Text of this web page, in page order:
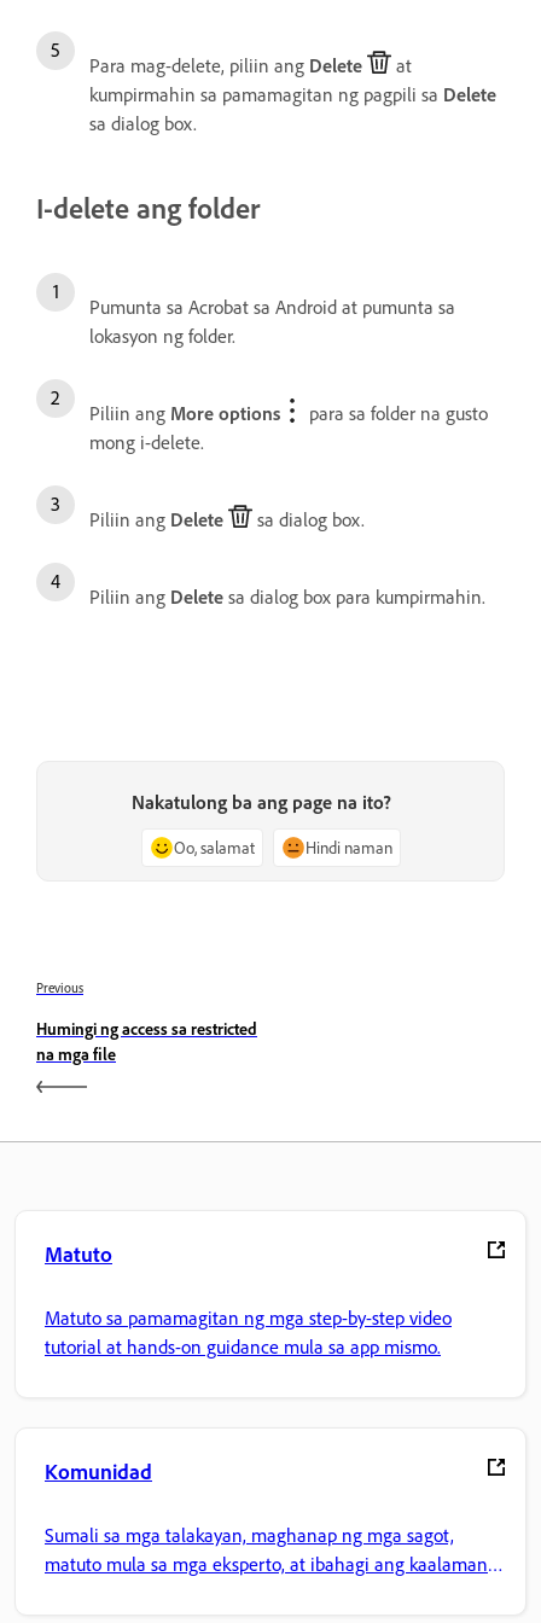
Para mag-delete, piliin ang Delete
at
kumpirmahin sa pamamagitan ng pagpili sa Delete
sa dialog box.
I-delete ang folder
Pumunta sa Acrobat sa Android at pumunta sa
lokasyon ng folder.
Piliin ang More options
para sa folder na gusto
mong i-delete.
Piliin ang Delete sa dialog box.
Piliin ang Delete sa dialog box para kumpirmahin.
Nakatulong ba ang page na ito?
Oo, salamat Hindi naman
Previous
Humingi ng access sa restricted
na mga file
Matuto
Matuto sa pamamagitan ng mga step-by-step video
tutorial at hands-on guidance mula sa app mismo.
Komunidad
Sumali sa mga talakayan, maghanap ng mga sagot,
matuto mula sa mga eksperto, at ibahagi ang kaalaman